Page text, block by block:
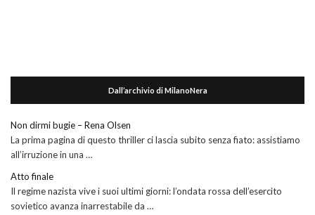
Dall’archivio di MilanoNera
Non dirmi bugie – Rena Olsen
La prima pagina di questo thriller ci lascia subito senza fiato: assistiamo
all’irruzione in una …
Atto finale
Il regime nazista vive i suoi ultimi giorni: l’ondata rossa dell’esercito
sovietico avanza inarrestabile da …